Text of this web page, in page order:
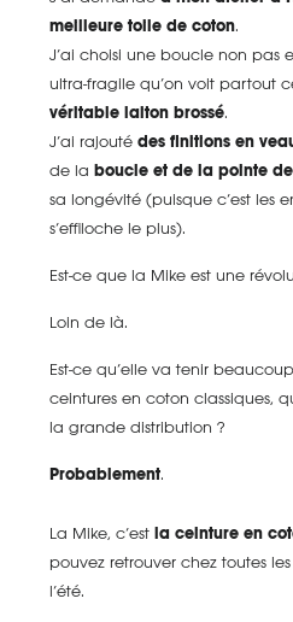
La Mike, c’est la ceinture en
pouvez retrouver chez toutes
l’été.
meilleure toile de coton.
J’ai choisi une boucle non pas
ultra-fragile qu’on voit partout
véritable laiton brossé.
J’ai rajouté des finitions en
de la boucle et de la pointe
sa longévité (puisque c’est les
s’effiloche le plus).
Est-ce que la Mike est une
Loin de là.
Est-ce qu’elle va tenir
ceintures en coton classiques,
la grande distribution ?
Probablement.